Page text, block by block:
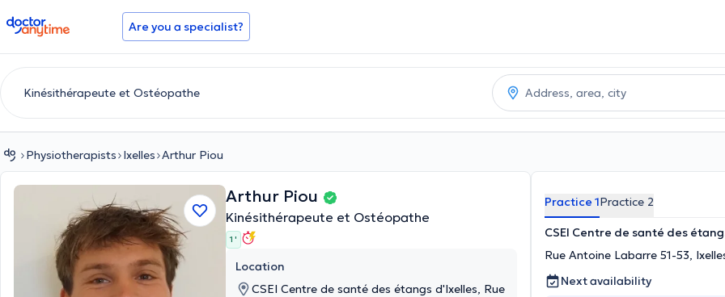
doctoranytime Are you a specialist?
Physiotherapists Ixelles Arthur Piou
Arthur Piou
Kinésithérapeute et Ostéopathe
1 '
Location
CSEI Centre de santé des étangs d'Ixelles, Rue
Practice 1Practice 2
CSEI Centre de santé des
Rue Antoine Labarre 51-53,
Next availability